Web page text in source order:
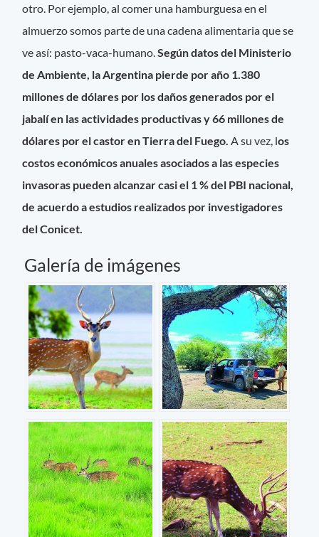
otro. Por ejemplo, al comer una hamburguesa en el
almuerzo somos parte de una cadena alimentaria que se
ve así: pasto-vaca-humano.Según datos del Ministerio
de Ambiente, la Argentina pierde por año 1.380
millones de dólares por los daños generados por el
jabalí en las actividades productivas y 66 millones de
dólares por el castor en Tierra del Fuego. A su vez, los
costos económicos anuales asociados a las especies
invasoras pueden alcanzar casi el 1 % del PBI nacional,
de acuerdo a estudios realizados por investigadores
del Conicet.
Galería de imágenes